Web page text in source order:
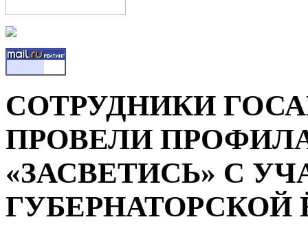
СОТРУДНИКИ
ПРОВЕЛИ
«ЗАСВЕТИСЬ» С
ГУБЕРНАТОРСКОЙ